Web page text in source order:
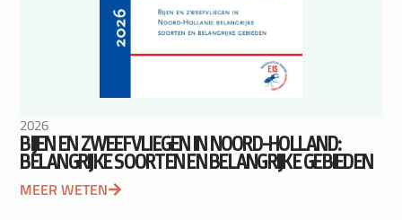
2026
BIJEN EN ZWEEFVLIEGEN IN NOORD-HOLLAND:
BELANGRIJKE SOORTEN EN BELANGRIJKE GEBIEDEN
MEER WETEN